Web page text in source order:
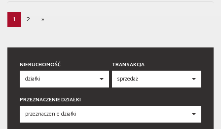
1 2 »
NIERUCHOMOŚĆ TRANSAKCJA
PRZEZNACZENIE DZIAŁKI